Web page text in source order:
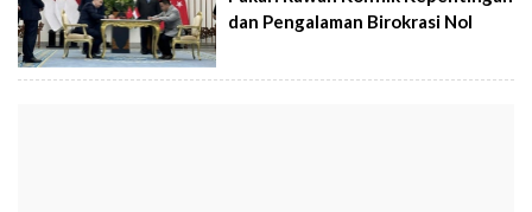
dan Pengalaman Birokrasi Nol